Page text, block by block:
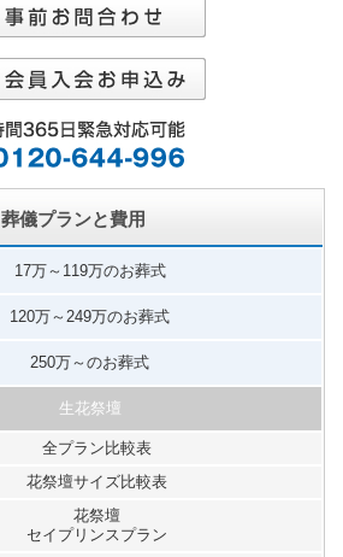
葬儀プランと費用
17万～119万のお葬式
120万～249万のお葬式
250万～のお葬式
生花祭壇
全プラン比較表
花祭壇サイズ比較表
花祭壇
セイプリンスプラン